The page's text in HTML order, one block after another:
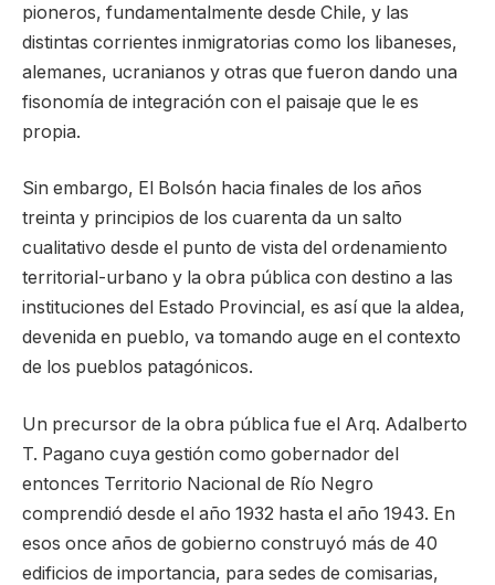
pioneros, fundamentalmente desde Chile, y las
distintas corrientes inmigratorias como los libaneses,
alemanes, ucranianos y otras que fueron dando una
fisonomía de integración con el paisaje que le es
propia.
Sin embargo, El Bolsón hacia finales de los años
treinta y principios de los cuarenta da un salto
cualitativo desde el punto de vista del ordenamiento
territorial-urbano y la obra pública con destino a las
instituciones del Estado Provincial, es así que la aldea,
devenida en pueblo, va tomando auge en el contexto
de los pueblos patagónicos.
Un precursor de la obra pública fue el Arq. Adalberto
T. Pagano cuya gestión como gobernador del
entonces Territorio Nacional de Río Negro
comprendió desde el año 1932 hasta el año 1943. En
esos once años de gobierno construyó más de 40
edificios de importancia, para sedes de comisarias,